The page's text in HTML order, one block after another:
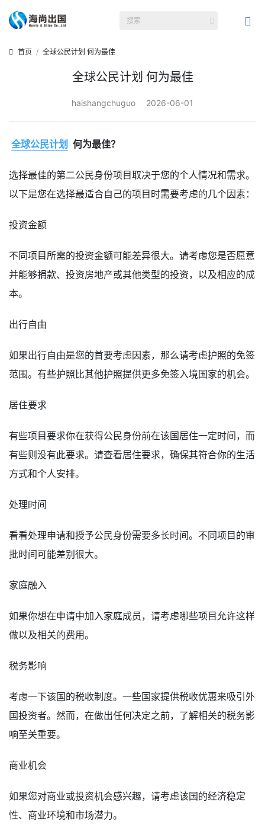
首页 全球公民计划 何为最佳
全球公民计划 何为最佳
haishangchuguo 2026-06-01
全球公民计划 何为最佳？
选择最佳的第二公民身份项目取决于您的个人情况和需求。
以下是您在选择最适合自己的项目时需要考虑的几个因素：
投资金额
不同项目所需的投资金额可能差异很大。请考虑您是否愿意
并能够捐款、投资房地产或其他类型的投资，以及相应的成
本。
出行自由
如果出行自由是您的首要考虑因素，那么请考虑护照的免签
范围。有些护照比其他护照提供更多免签入境国家的机会。
居住要求
有些项目要求你在获得公民身份前在该国居住一定时间，而
有些则没有此要求。请查看居住要求，确保其符合你的生活
方式和个人安排。
处理时间
看看处理申请和授予公民身份需要多长时间。不同项目的审
批时间可能差别很大。
家庭融入
如果你想在申请中加入家庭成员，请考虑哪些项目允许这样
做以及相关的费用。
税务影响
考虑一下该国的税收制度。一些国家提供税收优惠来吸引外
国投资者。然而，在做出任何决定之前，了解相关的税务影
响至关重要。
商业机会
如果您对商业或投资机会感兴趣，请考虑该国的经济稳定
性、商业环境和市场潜力。